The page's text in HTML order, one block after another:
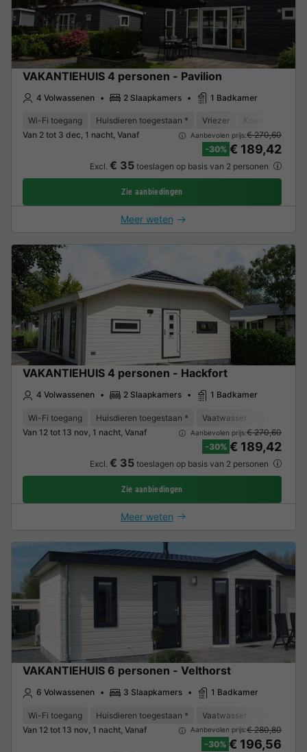
VAKANTIEHUIS 4 personen - Pavilion
4 Volwassenen 2 Slaapkamers 1 Badkamer
Wi-Fi toegang Huisdieren toegestaan * Vriezer Koelkast
Van 2 tot 3 dec, 1 nacht, Vanaf
Aanbevolen prijs:€ 270,60
-30% € 189,42
Excl. € 35toeslagen op basis van 2 personen
Zie aanbiedingen
Meer weten
VAKANTIEHUIS 4 personen - Hackfort
4 Volwassenen 2 Slaapkamers 1 Badkamer
Wi-Fi toegang Huisdieren toegestaan * Vaatwasser
Van 12 tot 13 nov, 1 nacht, Vanaf
Aanbevolen prijs:€ 270,60
-30% € 189,42
Excl. € 35toeslagen op basis van 2 personen
Zie aanbiedingen
Meer weten
VAKANTIEHUIS 6 personen - Velthorst
6 Volwassenen 3 Slaapkamers 1 Badkamer
Wi-Fi toegang Huisdieren toegestaan * Vaatwasser
Van 12 tot 13 nov, 1 nacht, Vanaf
Aanbevolen prijs:€ 280,80
-30% € 196,56